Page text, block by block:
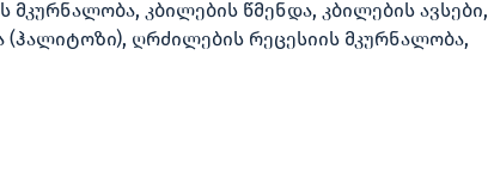
კბილების წმენდა, კბილების ავსები,
(ჰალიტოზი), ღრძილების რეცესიის მკურნალობა,